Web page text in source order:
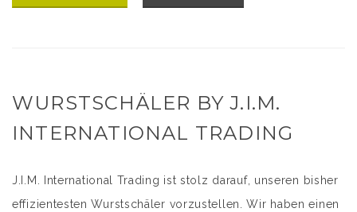
WURSTSCHÄLER BY J.I.M.
INTERNATIONAL TRADING
J.I.M. International Trading ist stolz darauf, unseren bisher
effizientesten Wurstschäler vorzustellen. Wir haben einen